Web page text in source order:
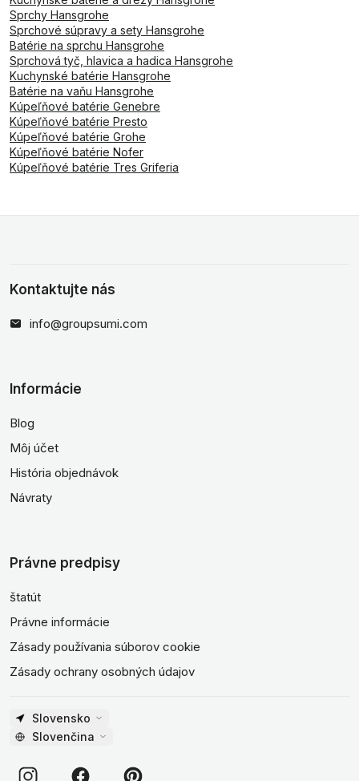
Sprchy Hansgrohe
Sprchové súpravy a sety Hansgrohe
Batérie na sprchu Hansgrohe
Sprchová tyč, hlavica a hadica Hansgrohe
Kuchynské batérie Hansgrohe
Batérie na vaňu Hansgrohe
Kúpeľňové batérie Genebre
Kúpeľňové batérie Presto
Kúpeľňové batérie Grohe
Kúpeľňové batérie Nofer
Kúpeľňové batérie Tres Griferia
Kontaktujte nás
info@groupsumi.com
Informácie
Blog
Môj účet
História objednávok
Návraty
Právne predpisy
štatút
Právne informácie
Zásady používania súborov cookie
Zásady ochrany osobných údajov
Slovensko
Slovenčina